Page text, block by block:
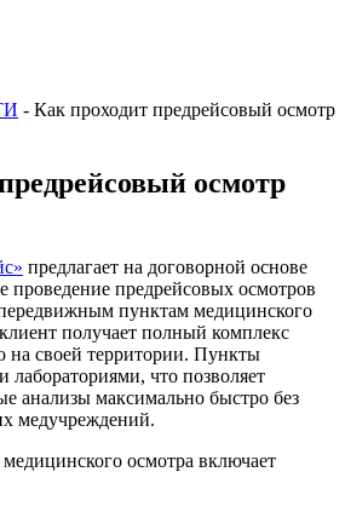
- Как проходит предрейсовый осмотр
осмотр
предлагает на договорной основе
проведение предрейсовых осмотров
пунктам медицинского
получает полный комплекс
на своей территории. Пункты
что позволяет
анализы максимально быстро без
медучреждений.
осмотра включает